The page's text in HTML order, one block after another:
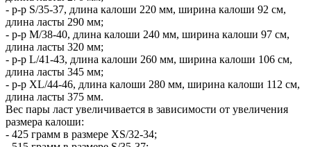
- р-р S/35-37, длина калоши 220 мм, ширина калоши 92 см,
длина ласты 290 мм;
- р-р M/38-40, длина калоши 240 мм, ширина калоши 97 см,
длина ласты 320 мм;
- р-р L/41-43, длина калоши 260 мм, ширина калоши 106 см,
длина ласты 345 мм;
- р-р XL/44-46, длина калоши 280 мм, ширина калоши 112 см,
длина ласты 375 мм.
Вес пары ласт увеличивается в зависимости от увеличения
размера калоши:
- 425 грамм в размере XS/32-34;